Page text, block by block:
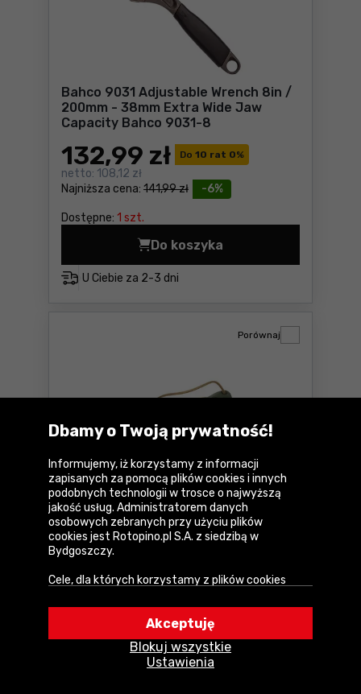
Bahco 9031 Adjustable Wrench 8in /
200mm - 38mm Extra Wide Jaw
Capacity Bahco 9031-8
Do 10 rat 0%
-6%
Najniższa cena: 141,99 zł
132,99 zł
netto: 108,12 zł
Dostępne: 1 szt.
U Ciebie za 2-3 dni
Do koszyka
Bahco 9031 Adjustable
Piła składana
Laplander Bahco 396-
LAP
5,0
146,99 zł
netto:119,50 zł
Porównaj
2-3 dni
Do koszyka
Piła składana Laplander
Dbamy o Twoją prywatność!
Informujemy, iż korzystamy z informacji
zapisanych za pomocą plików cookies i innych
podobnych technologii w trosce o najwyższą
jakość usług. Administratorem danych
osobowych zebranych przy użyciu plików
cookies jest Rotopino.pl S.A. z siedzibą w
Bydgoszczy.
Cele, dla których korzystamy z plików cookies
• Uwierzytelnienie użytkowników w serwisie,
• Optymalizowanie wydajności i szybkości
działania serwisu i usług,Ustawienia
Blokuj wszystkie
Akceptuję